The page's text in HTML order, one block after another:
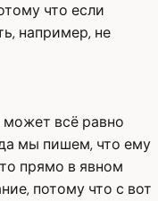
что если
например, не
может всё равно
мы пишем, что ему
прямо в явном
потому что с вот